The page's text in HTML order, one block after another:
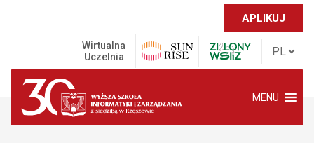
APLIKUJ
Wirtualna
Uczelnia
MENU